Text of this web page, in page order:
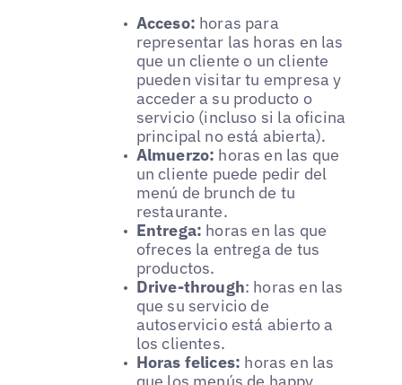
Acceso: horas para
representar las horas en las
que un cliente o un cliente
pueden visitar tu empresa y
acceder a su producto o
servicio (incluso si la oficina
principal no está abierta).
Almuerzo: horas en las que
un cliente puede pedir del
menú de brunch de tu
restaurante.
Entrega: horas en las que
ofreces la entrega de tus
productos.
Drive-through: horas en las
que su servicio de
autoservicio está abierto a
los clientes.
Horas felices: horas en las
que los menús de happy